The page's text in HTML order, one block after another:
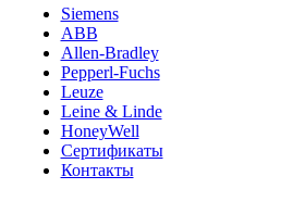
Siemens
ABB
Allen-Bradley
Pepperl-Fuchs
Leuze
Leine & Linde
HoneyWell
Сертификаты
Контакты